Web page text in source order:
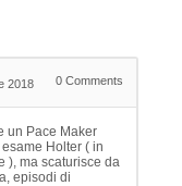
2018 0 Comments
un Pace Maker
Holter ( in
), ma scaturisce da
episodi di